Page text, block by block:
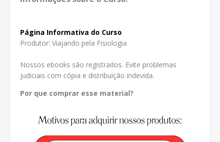
Página Informativa do Curso
Produtor: Viajando pela Fisiologia
Nossos ebooks são registrados. Evite problemas
judiciais com cópia e distribuição indevida.
Por que comprar esse material?